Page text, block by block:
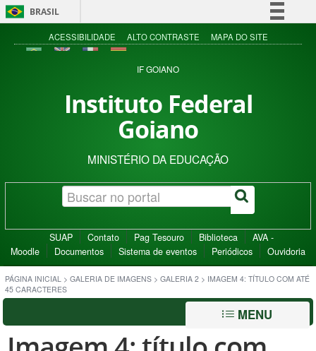
BRASIL
Simplifique!
Acesso à informação
ACESSIBILIDADE ALTO CONTRASTE MAPA DO SITE
IF GOIANO
Instituto Federal
Goiano
MINISTÉRIO DA EDUCAÇÃO
SUAP Contato Pag Tesouro Biblioteca
AVA -
Moodle
Documentos Sistema de eventos Periódicos Ouvidoria
PÁGINA INICIAL > GALERIA DE IMAGENS > GALERIA 2 > IMAGEM 4: TÍTULO COM ATÉ
45 CARACTERES
MENU